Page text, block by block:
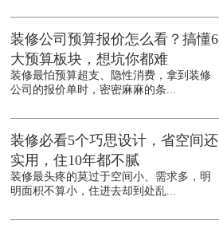
装修公司预算报价怎么看？搞懂6
大预算板块，想坑你都难
装修最怕预算超支、隐性消费，拿到装修
公司的报价单时，密密麻麻的条...
装修必看5个巧思设计，省空间还
实用，住10年都不腻
装修最头疼的莫过于空间小、需求多，明
明面积不算小，住进去却到处乱...